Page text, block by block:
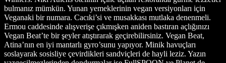
bulmanız mümkün. Yunan yemeklerinin vegan versiyonları için
Veganaki bir numara. Cacıki’si ve musakkası mutlaka denenmeli.
Ermou caddesinde alışverişe çıkmışken aniden bastıran açlığınızı
Vegan Beat’te bir şeyler atıştırarak geçirebilirsiniz. Vegan Beat,
Atina’nın en iyi mantarlı gyro’sunu yapıyor. Minik havuçları
soslayarak sosisliye çevirdikleri sandviçleri de hayli leziz. Yazın